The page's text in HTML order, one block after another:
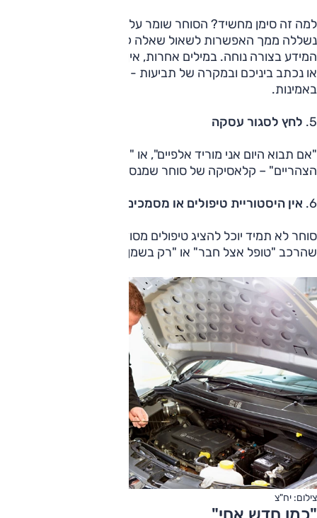
למה זה סימן מחשיד? הסוחר שומר על אנונימיות יחסית, וכן
נשללה ממך האפשרות לשאול שאלה קצרה או לשמור את
המידע בצורה נוחה. במילים אחרות, אין לך תיעוד של מה שסוכם
או נכתב ביניכם ובמקרה של תביעות - יהיה לך חור די גדול
באמינות.
5. לחץ לסגור עסקה
"אם תבוא היום אני מוריד אלפיים", או "יש קונה שמגיע אחרי
הצהריים" – קלאסיקה של סוחר שמנסה להפעיל לחץ מיותר.
6. אין היסטוריית טיפולים או מסמכים
סוחר לא תמיד יוכל להציג טיפולים מסודרים, והוא ינסה להסביר
שהרכב "טופל אצל חבר" או "רק בשמן ופילטרים".
צילום: יח"צ